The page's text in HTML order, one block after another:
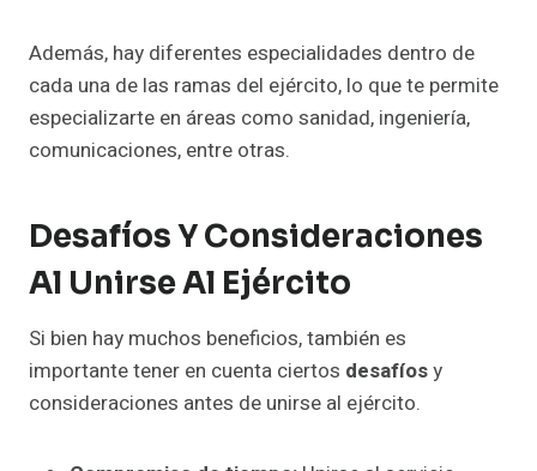
Además, hay diferentes especialidades dentro de
cada una de las ramas del ejército, lo que te permite
especializarte en áreas como sanidad, ingeniería,
comunicaciones, entre otras.
Desafíos Y Consideraciones
Al Unirse Al Ejército
Si bien hay muchos beneficios, también es
importante tener en cuenta ciertos desafíosy
consideraciones antes de unirse al ejército.